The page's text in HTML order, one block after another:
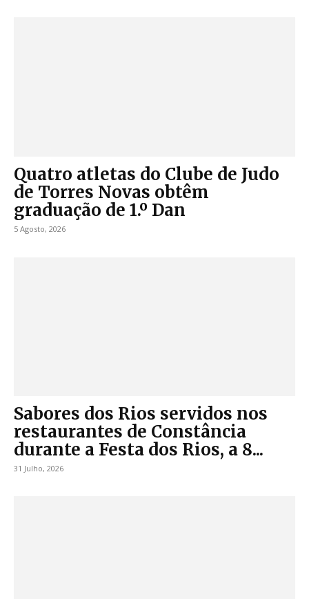
Quatro atletas do Clube de Judo
de Torres Novas obtêm
graduação de 1.º Dan
5 Agosto, 2026
Sabores dos Rios servidos nos
restaurantes de Constância
durante a Festa dos Rios, a 8...
31 Julho, 2026